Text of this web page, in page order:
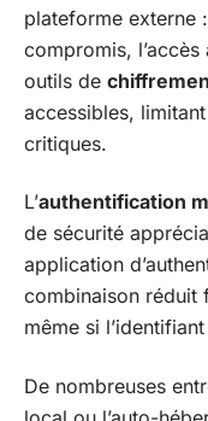
plateforme externe
compromis,
outils de
accessibles,
critiques.
L’authentification
de sécurité
application
combinaison réduit
même si
De nombreuses